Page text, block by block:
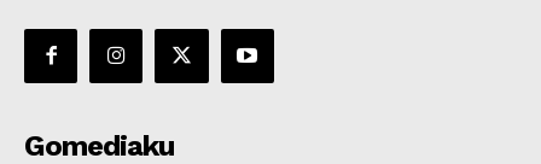
Gomediaku